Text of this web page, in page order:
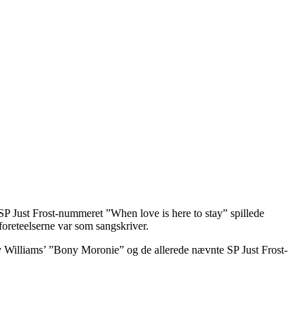
Just Frost-nummeret ”When love is here to stay” spillede
var som sangskriver.
”Bony Moronie” og de allerede nævnte SP Just Frost-